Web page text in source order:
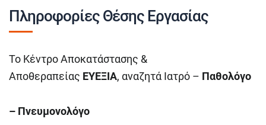
Πληροφορίες Θέσης Εργασίας
Το Κέντρο Αποκατάστασης &
Αποθεραπείας ΕΥΕΞΙΑ, αναζητά Ιατρό – Παθολόγο
– Πνευμονολόγο